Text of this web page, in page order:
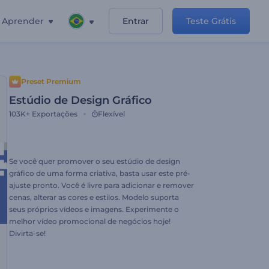
Aprender Entrar Teste Grátis
Preset Premium
Estúdio de Design Gráfico
103K+ Exportações Flexível
Se você quer promover o seu estúdio de design
gráfico de uma forma criativa, basta usar este pré-
ajuste pronto. Você é livre para adicionar e remover
cenas, alterar as cores e estilos. Modelo suporta
seus próprios vídeos e imagens. Experimente o
melhor vídeo promocional de negócios hoje!
Divirta-se!